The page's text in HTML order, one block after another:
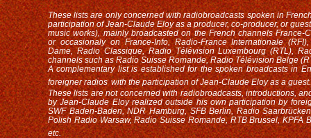
These lists are only concerned withradiobroadcasts spoken in
participation of Jean-Claude Eloy as a producer, co-producer, or
music works), mainlybroadcasted on the French channelsFrance-
or occasionaly on France-Info, Radio-France Internationale
Dame, Radio Classique, Radio Télévision Luxembourg (RTL),
channels such as Radio Suisse Romande, Radio Télévision Belge
A complementary list is established for the spoken broadcasts in
foreigner radios with the participation of Jean-Claude Eloy as a guest.
These lists are not concerned withradiobroadcasts, introductions,
by Jean-Claude Eloy realized outside his own participation by
SWF Baden-Baden, NDR Hamburg, SFB Berlin, Radio
Polish Radio Warsaw, Radio Suisse Romande, RTB Brussel, KPFA
etc.